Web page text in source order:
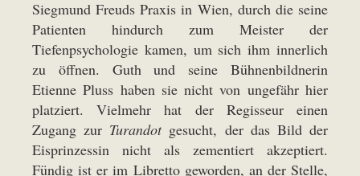
Siegmund Freuds Praxis in Wien, durch die seine
Patienten hindurch zum Meister der
Tiefenpsychologie kamen, um sich ihm innerlich
zu öffnen. Guth und seine Bühnenbildnerin
Etienne Pluss haben sie nicht von ungefähr hier
platziert. Vielmehr hat der Regisseur einen
Zugang zur Turandotgesucht, der das Bild der
Eisprinzessin nicht als zementiert akzeptiert.
Fündig ist er im Libretto geworden, an der Stelle,